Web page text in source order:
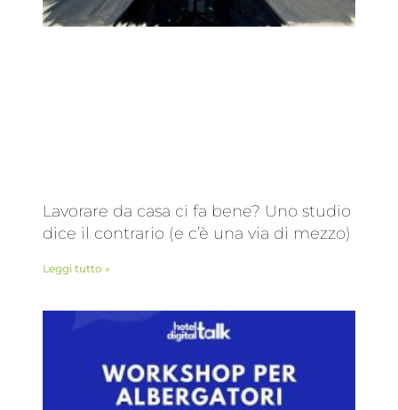
Lavorare da casa ci fa bene? Uno studio
dice il contrario (e c’è una via di mezzo)
Leggi tutto »